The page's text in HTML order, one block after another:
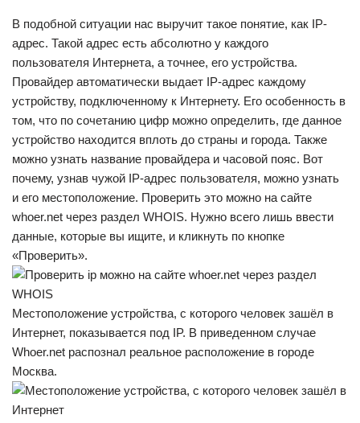
В подобной ситуации нас выручит такое понятие, как IP-
адрес. Такой адрес есть абсолютно у каждого
пользователя Интернета, а точнее, его устройства.
Провайдер автоматически выдает IP-адрес каждому
устройству, подключенному к Интернету. Его особенность в
том, что по сочетанию цифр можно определить, где данное
устройство находится вплоть до страны и города. Также
можно узнать название провайдера и часовой пояс. Вот
почему, узнав чужой IP-адрес пользователя, можно узнать
и его местоположение. Проверить это можно на сайте
whoer.net через раздел WHOIS. Нужно всего лишь ввести
данные, которые вы ищите, и кликнуть по кнопке
«Проверить».
Местоположение устройства, с которого человек зашёл в
Интернет, показывается под IP. В приведенном случае
Whoer.net распознал реальное расположение в городе
Москва.